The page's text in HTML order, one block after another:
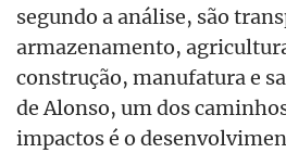
segundo a análise, são
armazenamento,
construção, manufatura e
de Alonso, um dos
impactos é o